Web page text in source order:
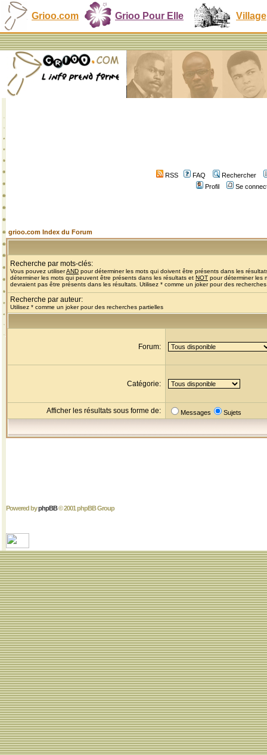
Grioo.com Grioo Pour Elle Village
RSS FAQ
Rechercher
Profil
Se
grioo.com Index du Forum
Recherche par mots-clés:
Vous pouvez utiliserAND pour déterminer les mots qui doivent être présents dans les
déterminer les mots qui peuvent être présents dans les résultats et NOT pour déterminer les
devraient pas être présents dans les résultats. Utilisez * comme un joker pour des
Recherche par auteur:
Utilisez * comme un joker pour des recherches partielles
Forum:
Catégorie:
Afficher les résultats sous forme de: Messages Sujets
Powered byphpBB© 2001 phpBB Group